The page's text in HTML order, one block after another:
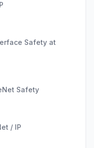
Safety at
Safety
/ IP